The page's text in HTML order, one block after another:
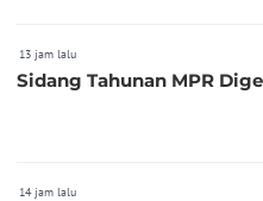
13 jam lalu
Sidang Tahunan MPR
14 jam lalu